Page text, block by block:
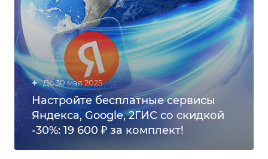
до 30 мая 2025
Настройте бесплатные сервисы
Яндекса, Google, 2ГИС со скидкой
-30%: 19 600 ₽ за комплект!